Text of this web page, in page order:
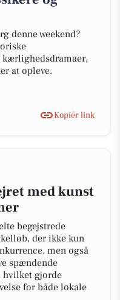
denne weekend?
at opleve.
Kopiér link
med kunst
begejstrede
der ikke kun
men også
spændende
hvilket gjorde
for både lokale